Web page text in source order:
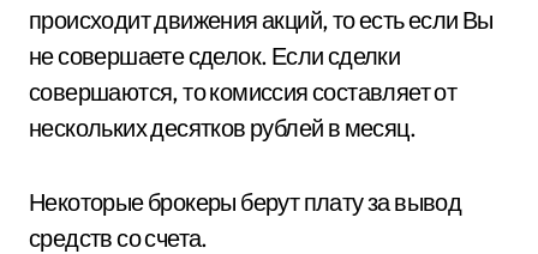
происходит движения акций, то есть если Вы
не совершаете сделок. Если сделки
совершаются, то комиссия составляет от
нескольких десятков рублей в месяц.
Некоторые брокеры берут плату за вывод
средств со счета.